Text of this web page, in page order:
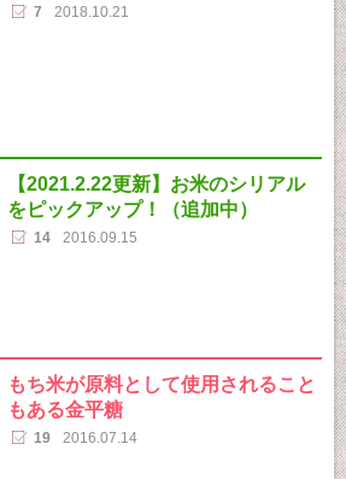
7 2018.10.21
【2021.2.22更新】お米のシリアル
をピックアップ！（追加中）
14 2016.09.15
もち米が原料として使用されること
もある金平糖
19 2016.07.14